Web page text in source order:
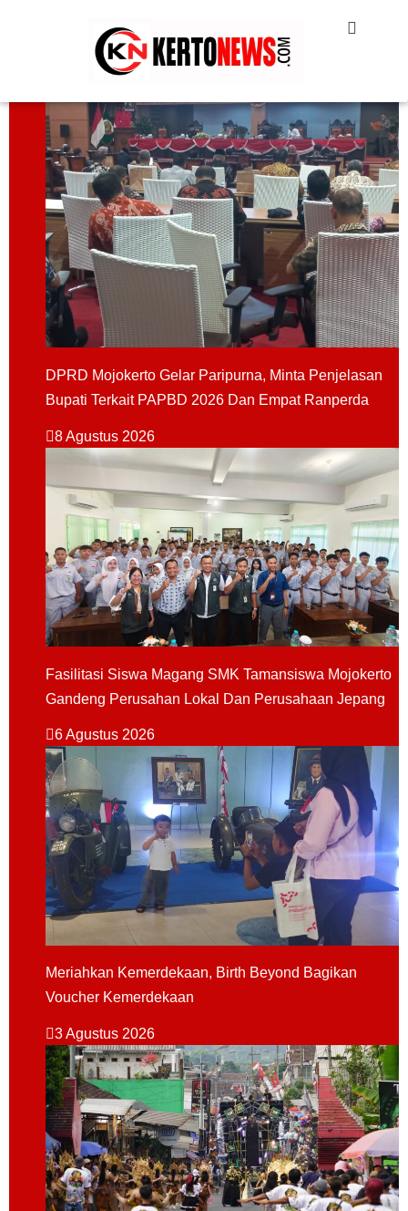
DPRD Mojokerto Gelar Paripurna, Minta Penjelasan
Bupati Terkait PAPBD 2026 Dan Empat Ranperda
8 Agustus 2026
Fasilitasi Siswa Magang SMK Tamansiswa Mojokerto
Gandeng Perusahan Lokal Dan Perusahaan Jepang
6 Agustus 2026
Meriahkan Kemerdekaan, Birth Beyond Bagikan
Voucher Kemerdekaan
3 Agustus 2026